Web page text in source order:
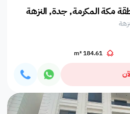
مكة المكرمة, جدة, النزهة
184.61 m²